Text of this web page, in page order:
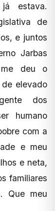
estava.
de
e juntos
Jarbas
me deu o
elevado
dos
humano
com a
e meu
e neta,
familiares
Que meu